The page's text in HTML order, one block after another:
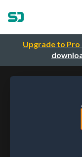
Upgrade to Pro